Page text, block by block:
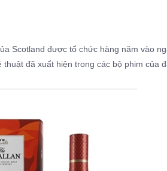
Scotland được tổ chức hàng năm vào
đã xuất hiện trong các bộ phim của